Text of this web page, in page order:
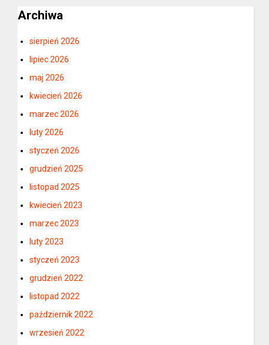
Archiwa
sierpień 2026
lipiec 2026
maj 2026
kwiecień 2026
marzec 2026
luty 2026
styczeń 2026
grudzień 2025
listopad 2025
kwiecień 2023
marzec 2023
luty 2023
styczeń 2023
grudzień 2022
listopad 2022
październik 2022
wrzesień 2022